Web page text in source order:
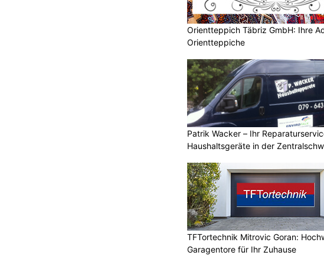
Orientteppich Täbriz GmbH: Ihre
Orientteppiche
Patrik Wacker – Ihr
Haushaltsgeräte in der
TFTortechnik Mitrovic Goran:
Garagentore für Ihr Zuhause